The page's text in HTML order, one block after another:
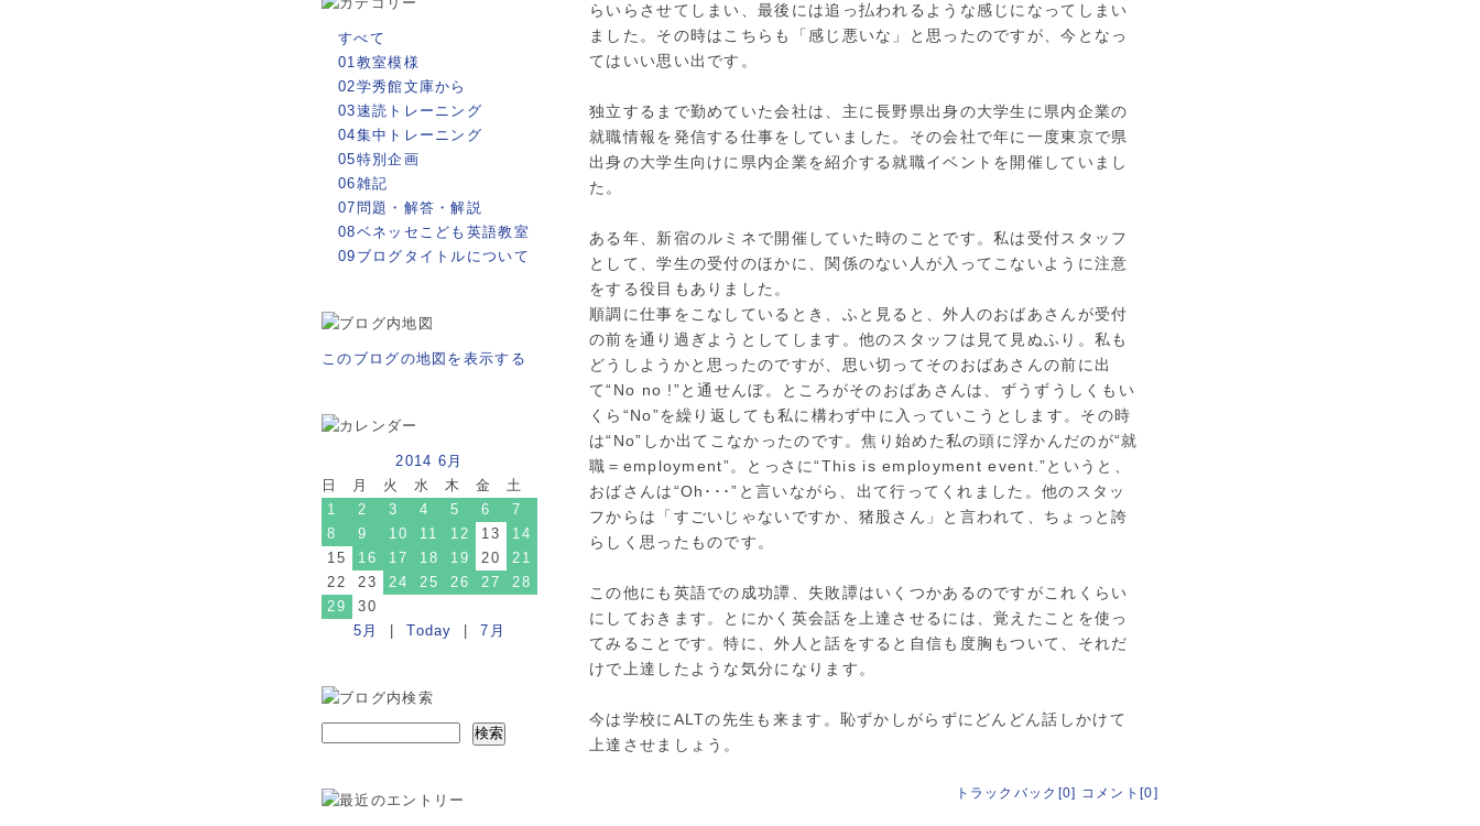
らいらさせてしまい、最後には追っ払われるような感じになってしまい
ました。その時はこちらも「感じ悪いな」と思ったのですが、今となっ
てはいい思い出です。
独立するまで勤めていた会社は、主に長野県出身の大学生に県内企業の
就職情報を発信する仕事をしていました。その会社で年に一度東京で県
出身の大学生向けに県内企業を紹介する就職イベントを開催していまし
た。
ある年、新宿のルミネで開催していた時のことです。私は受付スタッフ
として、学生の受付のほかに、関係のない人が入ってこないように注意
をする役目もありました。
順調に仕事をこなしているとき、ふと見ると、外人のおばあさんが受付
の前を通り過ぎようとしてします。他のスタッフは見て見ぬふり。私も
どうしようかと思ったのですが、思い切ってそのおばあさんの前に出
て“No no !”と通せんぼ。ところがそのおばあさんは、ずうずうしくもい
くら“No”を繰り返しても私に構わず中に入っていこうとします。その時
は“No”しか出てこなかったのです。焦り始めた私の頭に浮かんだのが“就
職＝employment”。とっさに“This is employment event.”というと、
おばさんは“Oh･･･”と言いながら、出て行ってくれました。他のスタッ
フからは「すごいじゃないですか、猪股さん」と言われて、ちょっと誇
らしく思ったものです。
この他にも英語での成功譚、失敗譚はいくつかあるのですがこれくらい
にしておきます。とにかく英会話を上達させるには、覚えたことを使っ
てみることです。特に、外人と話をすると自信も度胸もついて、それだ
けで上達したような気分になります。
今は学校にALTの先生も来ます。恥ずかしがらずにどんどん話しかけて
上達させましょう。
トラックバック[0] コメント[0]
すべて
01教室模様
02学秀館文庫から
03速読トレーニング
04集中トレーニング
05特別企画
06雑記
07問題・解答・解説
08ベネッセこども英語教室
09ブログタイトルについて
このブログの地図を表示する
2014 6月
日
月 火 水 木 金
土
1
2 3 4 5 6
7
8
9 10 11 12 13
14
15
16 17 18 19 20
21
22
23 24 25 26 27
28
29
30
5月
|Today |7月